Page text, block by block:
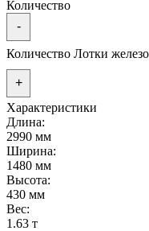
Количество
-
Количество Лотки
+
Характеристики
Длина:
2990 мм
Ширина:
1480 мм
Высота:
430 мм
Вес:
1.63 т